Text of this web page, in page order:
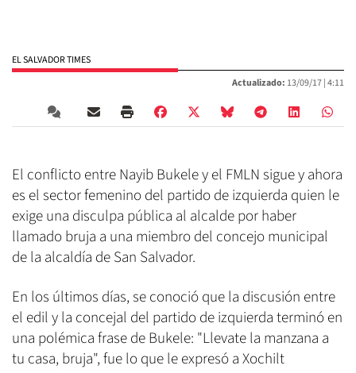
EL SALVADOR TIMES
Actualizado: 13/09/17 |4:11
El conflicto entre Nayib Bukele y el FMLN sigue y ahora
es el sector femenino del partido de izquierda quien le
exige una disculpa pública al alcalde por haber
llamado bruja a una miembro del concejo municipal
de la alcaldía de San Salvador.
En los últimos días, se conoció que la discusión entre
el edil y la concejal del partido de izquierda terminó en
una polémica frase de Bukele: "Llevate la manzana a
tu casa, bruja", fue lo que le expresó a Xochilt